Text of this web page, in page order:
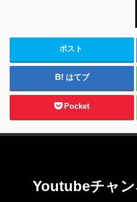
ポスト
はてブ
Pocket
Youtubeチャン